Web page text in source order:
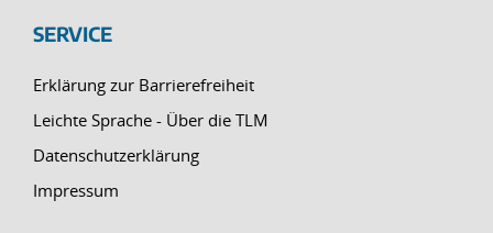
SERVICE
Erklärung zur Barrierefreiheit
Leichte Sprache - Über die TLM
Datenschutzerklärung
Impressum